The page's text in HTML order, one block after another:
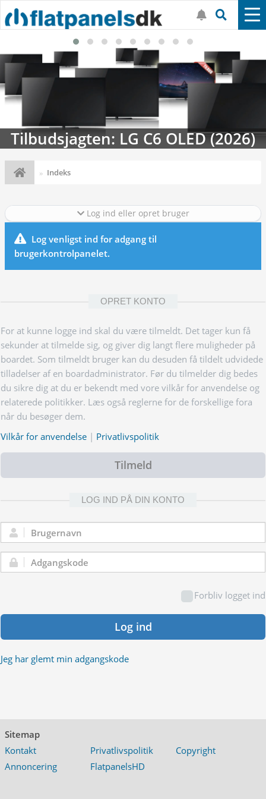
Tilbudsjagten: LG C6 OLED (2026)
Indeks
Log ind eller opret bruger
Log venligst ind for adgang til
brugerkontrolpanelet.
OPRET KONTO
For at kunne logge ind skal du være tilmeldt. Det tager kun få
sekunder at tilmelde sig, og giver dig langt flere muligheder på
boardet. Som tilmeldt bruger kan du desuden få tildelt udvidede
tilladelser af en boardadministrator. Før du tilmelder dig bedes
du sikre dig at du er bekendt med vore vilkår for anvendelse og
relaterede politikker. Læs også reglerne for de forskellige fora
når du besøger dem.
Vilkår for anvendelse | Privatlivspolitik
Tilmeld
LOG IND PÅ DIN KONTO
Brugernavn:
Adgangskode:
Forbliv logget ind
Log ind
Jeg har glemt min adgangskode
Sitemap
Kontakt
Privatlivspolitik
Copyright
Annoncering
FlatpanelsHD